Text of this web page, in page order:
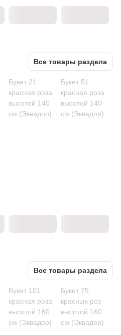
Все товары раздела
Букет 21
красная роза
высотой 140
см (Эквадор)
Букет 51
красная роза
высотой 140
см (Эквадор)
Все товары раздела
Букет 101
красная роза
высотой 160
см (Эквадор)
Букет 75
красных роз
высотой 160
см (Эквадор)